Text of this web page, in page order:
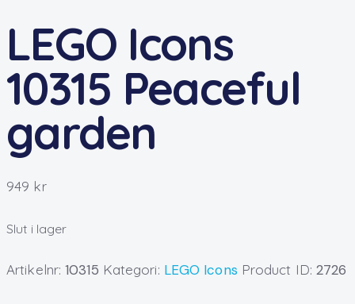
LEGO Icons
10315 Peaceful
garden
949 kr
Slut i lager
Artikelnr:10315 Kategori: LEGO Icons Product ID:2726